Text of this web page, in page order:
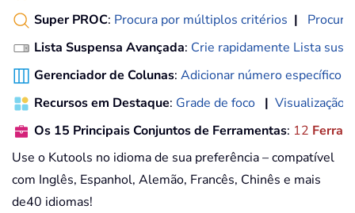
Super PROC: Procura por múltiplos critérios |
Lista Suspensa Avançada: Crie rapidamente Lista
Gerenciador de Colunas: Adicionar número específico
Recursos em Destaque: Grade de foco | Visualização
Os 15 Principais Conjuntos de Ferramentas: 12
Use o Kutools no idioma de sua preferência – compatível
com Inglês, Espanhol, Alemão, Francês, Chinês e mais
de40 idiomas!